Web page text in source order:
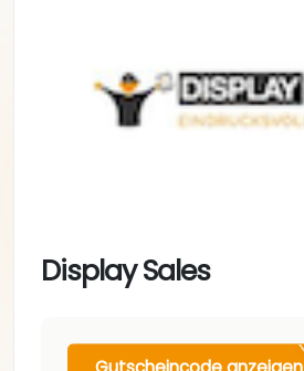
Display Sales